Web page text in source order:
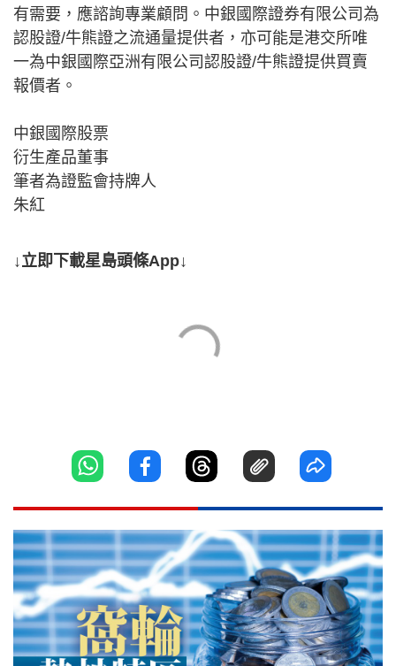
有需要，應諮詢專業顧問。中銀國際證券有限公司為
認股證/牛熊證之流通量提供者，亦可能是港交所唯
一為中銀國際亞洲有限公司認股證/牛熊證提供買賣
報價者。
中銀國際股票
衍生產品董事
筆者為證監會持牌人
朱紅
↓立即下載星島頭條App↓